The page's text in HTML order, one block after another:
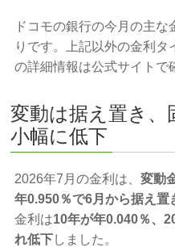
ドコモの銀行の今月の主
りです。上記以外の金利
の詳細情報は公式サイトで
変動は据え置き、
小幅に低下
2026年7月の金利は、変動
年0.950％で6月から据え置
金利は10年が年0.040％、
れ低下しました。